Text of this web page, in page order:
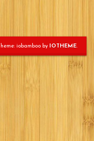
Theme: iobamboo by IOTHEME.